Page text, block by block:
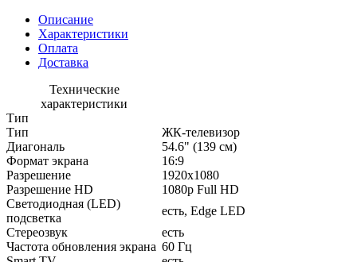
Описание
Характеристики
Оплата
Доставка
Технические
характеристики
Тип
Тип
ЖК-телевизор
Диагональ
54.6" (139 см)
Формат экрана
16:9
Разрешение
1920x1080
Разрешение HD
1080p Full HD
Светодиодная (LED)
подсветка
есть, Edge LED
Стереозвук
есть
Частота обновления экрана 60 Гц